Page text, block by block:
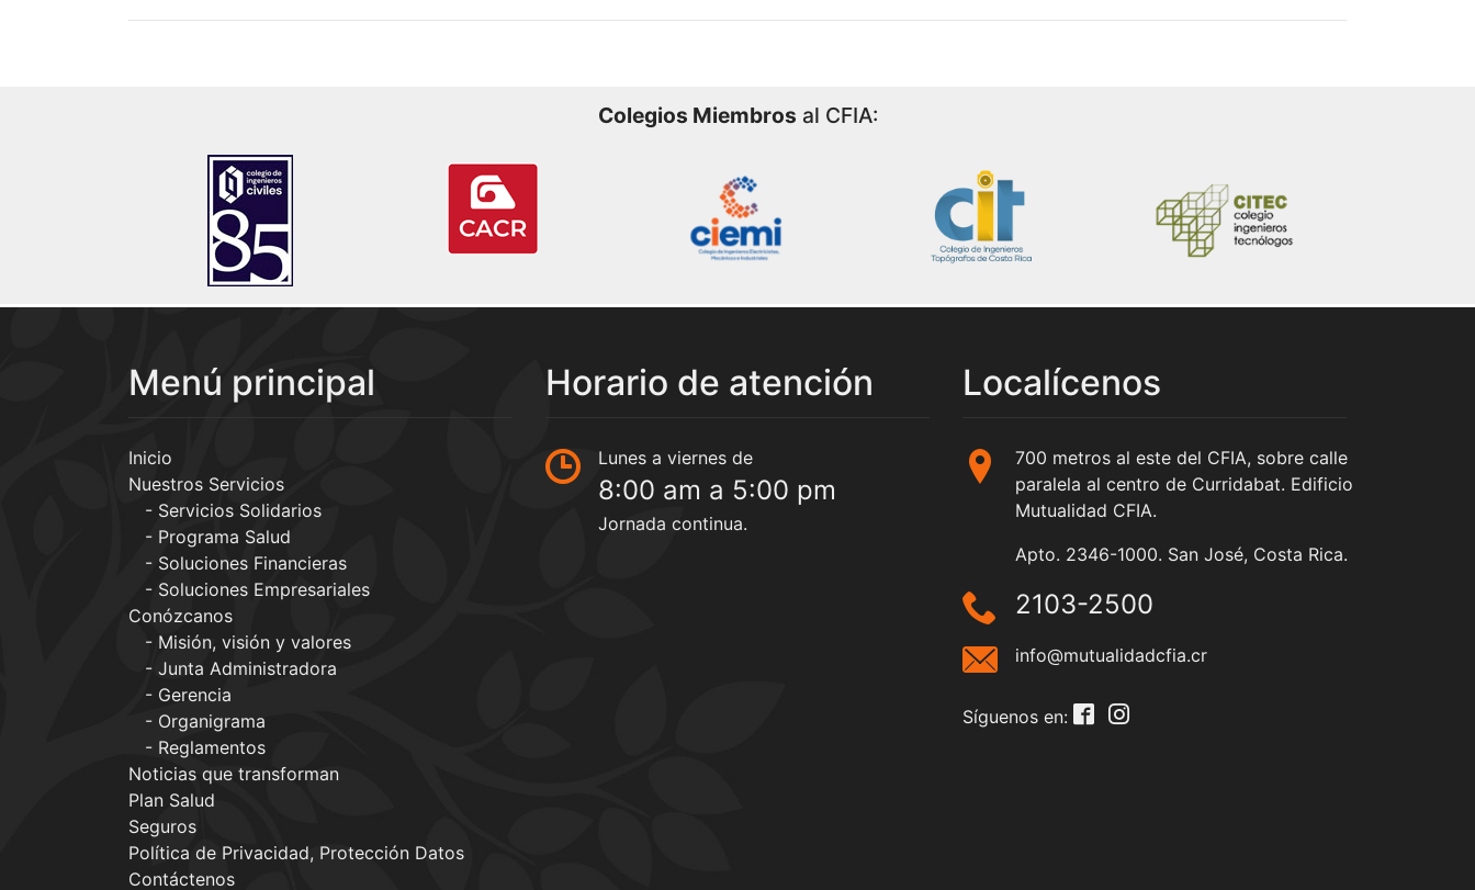
Colegios Miembros al CFIA:
Menú principal
Inicio
Nuestros Servicios
Servicios Solidarios
Programa Salud
Soluciones Financieras
Soluciones Empresariales
Conózcanos
Misión, visión y valores
Junta Administradora
Gerencia
Organigrama
Reglamentos
Noticias que transforman
Plan Salud
Seguros
Política de Privacidad, Protección Datos
Contáctenos
Horario de atención
Lunes a viernes de
8:00 am a 5:00 pm
Jornada continua.
Localícenos
700 metros al este del CFIA, sobre calle
paralela al centro de Curridabat. Edificio
Mutualidad CFIA.
Apto. 2346-1000. San José, Costa Rica.
2103-2500
info@mutualidadcfia.cr
Síguenos en: